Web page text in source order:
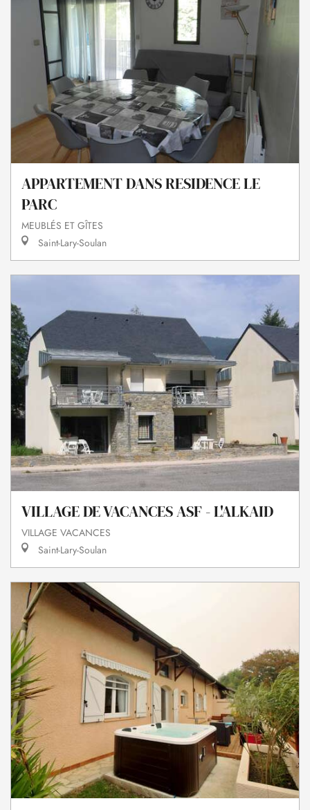
APPARTEMENT DANS RESIDENCE LE
PARC
MEUBLÉS ET GÎTES
Saint-Lary-Soulan
VILLAGE DE VACANCES ASF - L'ALKAID
VILLAGE VACANCES
Saint-Lary-Soulan